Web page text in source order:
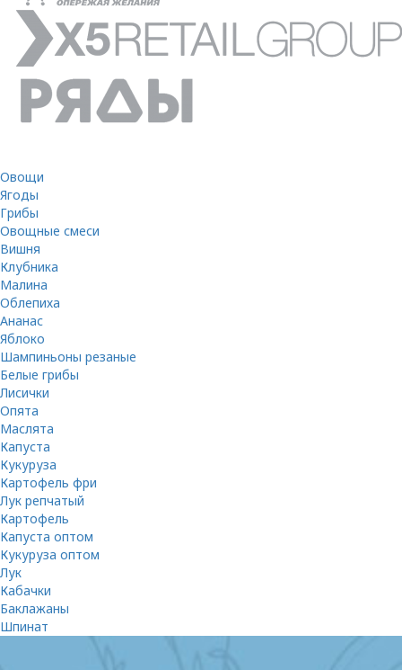
Овощи
Ягоды
Грибы
Овощные смеси
Вишня
Клубника
Малина
Облепиха
Ананас
Яблоко
Шампиньоны резаные
Белые грибы
Лисички
Опята
Маслята
Капуста
Кукуруза
Картофель фри
Лук репчатый
Картофель
Капуста оптом
Кукуруза оптом
Лук
Кабачки
Баклажаны
Шпинат